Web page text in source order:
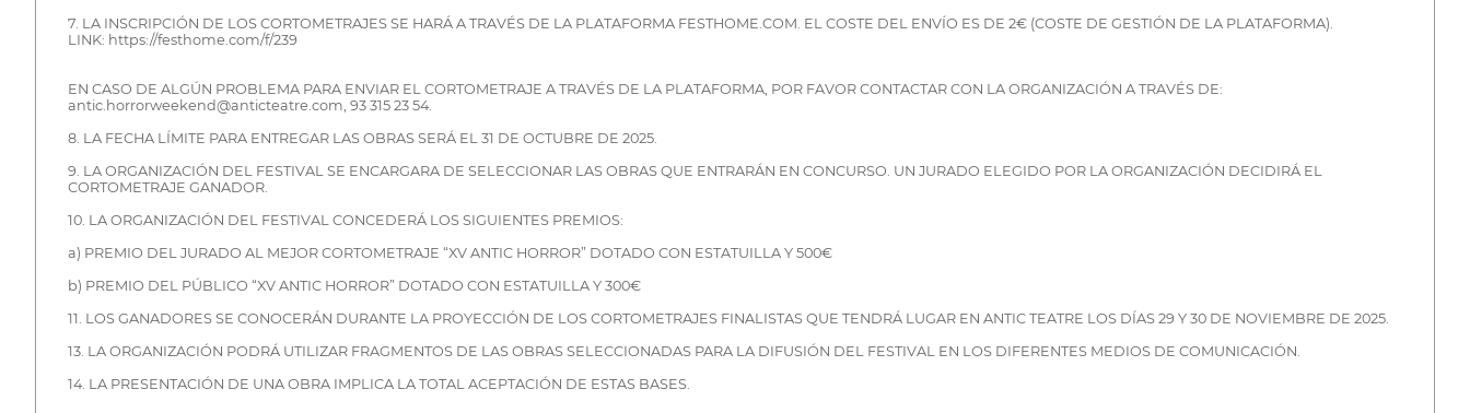
7. LA INSCRIPCIÓN DE LOS CORTOMETRAJES SE HARÁ A TRAVÉS DE LA PLATAFORMA FESTHOME.COM. EL COSTE DEL ENVÍO ES DE 2€ (COSTE DE GESTIÓN DE LA PLATAFORMA).
LINK: https://festhome.com/f/239
EN CASO DE ALGÚN PROBLEMA PARA ENVIAR EL CORTOMETRAJE A TRAVÉS DE LA PLATAFORMA, POR FAVOR CONTACTAR CON LA ORGANIZACIÓN A TRAVÉS DE:
antic.horrorweekend@anticteatre.com, 93 315 23 54.
8. LA FECHA LÍMITE PARA ENTREGAR LAS OBRAS SERÁ EL 31 DE OCTUBRE DE 2025.
9. LA ORGANIZACIÓN DEL FESTIVAL SE ENCARGARA DE SELECCIONAR LAS OBRAS QUE ENTRARÁN EN CONCURSO. UN JURADO ELEGIDO POR LA ORGANIZACIÓN DECIDIRÁ EL
CORTOMETRAJE GANADOR.
10. LA ORGANIZACIÓN DEL FESTIVAL CONCEDERÁ LOS SIGUIENTES PREMIOS:
a) PREMIO DEL JURADO AL MEJOR CORTOMETRAJE “XV ANTIC HORROR” DOTADO CON ESTATUILLA Y 500€
b) PREMIO DEL PÚBLICO “XV ANTIC HORROR” DOTADO CON ESTATUILLA Y 300€
11. LOS GANADORES SE CONOCERÁN DURANTE LA PROYECCIÓN DE LOS CORTOMETRAJES FINALISTAS QUE TENDRÁ LUGAR EN ANTIC TEATRE LOS DÍAS 29 Y 30 DE NOVIEMBRE DE 2025.
13. LA ORGANIZACIÓN PODRÁ UTILIZAR FRAGMENTOS DE LAS OBRAS SELECCIONADAS PARA LA DIFUSIÓN DEL FESTIVAL EN LOS DIFERENTES MEDIOS DE COMUNICACIÓN.
14. LA PRESENTACIÓN DE UNA OBRA IMPLICA LA TOTAL ACEPTACIÓN DE ESTAS BASES.